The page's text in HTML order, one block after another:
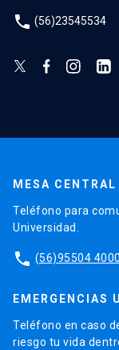
phone (56)23545534
MESA CENTRAL
Teléfono para
Universidad.
phone (56)95504 4000
EMERGENCIAS
Teléfono en caso
riesgo tu vida